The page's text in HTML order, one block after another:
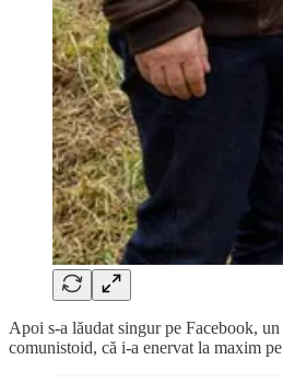
Apoi s-a lăudat singur pe Facebook,
comunistoid, că i-a enervat la maxim